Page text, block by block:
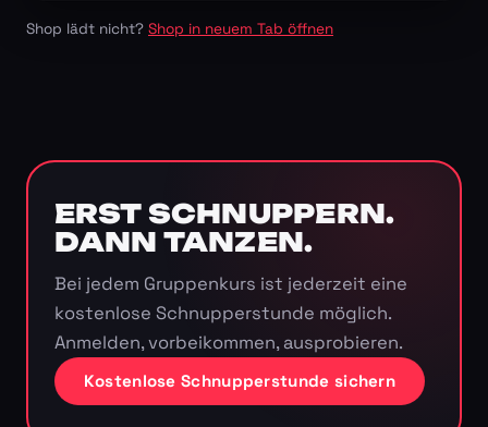
Shop lädt nicht? Shop in neuem Tab öffnen
ERST SCHNUPPERN.
DANN TANZEN.
Bei jedem Gruppenkurs ist jederzeit eine
kostenlose Schnupperstunde möglich.
Anmelden, vorbeikommen, ausprobieren.
Kostenlose Schnupperstunde sichern